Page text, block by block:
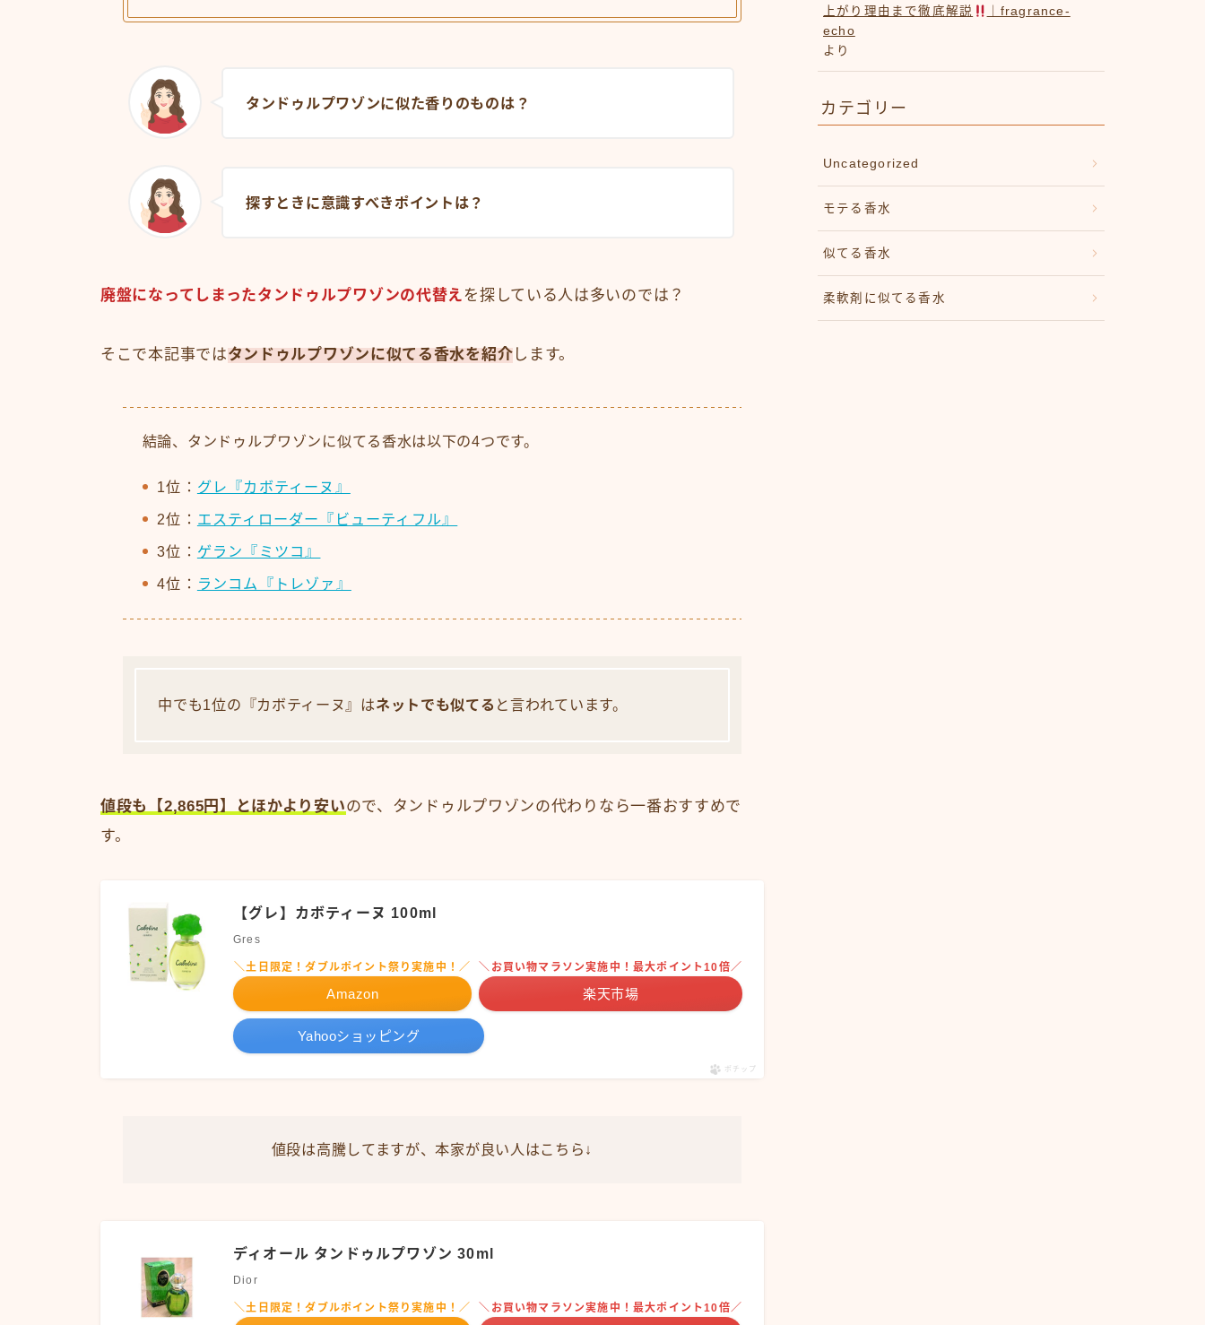
タンドゥルプワゾンに似た香りのものは？
探すときに意識すべきポイントは？
廃盤になってしまったタンドゥルプワゾンの代替えを探している人は多いのでは？
そこで本記事ではタンドゥルプワゾンに似てる香水を紹介 します。
結論、タンドゥルプワゾンに似てる香水は以下の4つです。
1位： グレ『カボティーヌ』
2位： エスティローダー『ビューティフル』
3位： ゲラン『ミツコ』
4位： ランコム『トレゾァ』
中でも1位の『カボティーヌ』はネットでも似てる と言われています。
値段も【2,865円】とほかより安いので、タンドゥルプワゾンの代わりなら一番おすすめで
す。
【グレ】カボティーヌ 100ml
Gres
＼土日限定！ダブルポイント祭り実施中！／
Amazon
＼お買い物マラソン実施中！最大ポイント10倍／
楽天市場
Yahooショッピング
ポチップ
値段は高騰してますが、本家が良い人はこちら↓
ディオール タンドゥルプワゾン 30ml
Dior
＼土日限定！ダブルポイント祭り実施中！／ ＼お買い物マラソン実施中！最大ポイント10倍／
上がり理由まで徹底解説
｜fragrance-
echo
より
カテゴリー
Uncategorized
モテる香水
似てる香水
柔軟剤に似てる香水